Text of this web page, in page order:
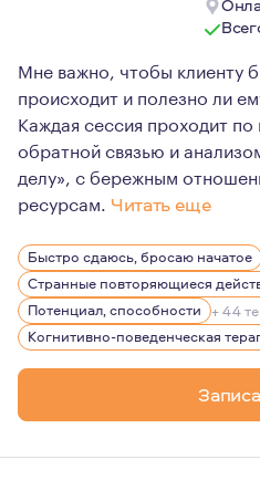
Мне важно, чтобы клиенту
происходит и полезно ли
Каждая сессия проходит
обратной связью и
делу», с бережным
ресурсам. Читать еще
Я называю себя
Психология мне нравится
Быстро сдаюсь, бросаю начатое
Потенциал, способности + 44
Когнитивно-поведенческая